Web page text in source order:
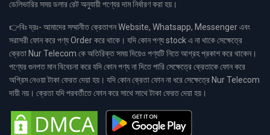
ডেলিভারির সময় ডলার রেট অনুযায়ী পণ্যের দাম নির্ধারণ করা হয়।
👉বিঃ দ্রঃ- আমাদের সম্মানীত ক্রেতাগন Website, Whatsapp, Messenger এবং
সরাসরী ফোন করে পণ্য Order করে থাকে। যদি কোন পণ্য stock এ না থাকে সেক্ষেত্রে
ক্রেতা Nur Telecom কে অতিরিক্ত সময় দিয়েও পণ্যটি নিতে আগ্রহ প্রকাশ করে থাকেন।
পণ্যের গুনগত মান বিবেচনা করে যদি কোন পণ্য না দিতে পারি সেক্ষেত্রে ক্রেতাকে ফোন করে
অগ্রিম নেওয়া টাকা ফেরত দেয়া হয়। যদি কোন ক্রেতা ফোন না ধরে সেক্ষেত্রে Nur Telecom
দায়ী নয়। ক্রেতা যদি পরবর্তীতে ফোন করে সাথে সাথে টাকা ফেরত দেয়া হয়।